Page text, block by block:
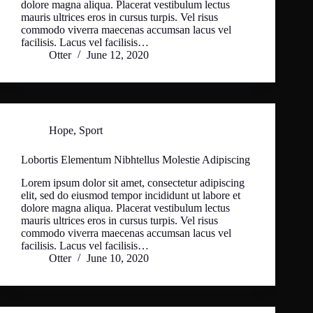
dolore magna aliqua. Placerat vestibulum lectus
mauris ultrices eros in cursus turpis. Vel risus
commodo viverra maecenas accumsan lacus vel
facilisis. Lacus vel facilisis…
Otter
June 12, 2020
Hope, Sport
Lobortis Elementum Nibhtellus Molestie Adipiscing
Lorem ipsum dolor sit amet, consectetur adipiscing
elit, sed do eiusmod tempor incididunt ut labore et
dolore magna aliqua. Placerat vestibulum lectus
mauris ultrices eros in cursus turpis. Vel risus
commodo viverra maecenas accumsan lacus vel
facilisis. Lacus vel facilisis…
Otter
June 10, 2020